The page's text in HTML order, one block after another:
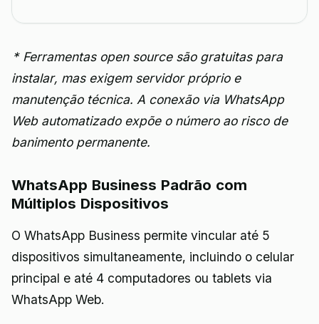
* Ferramentas open source são gratuitas para
instalar, mas exigem servidor próprio e
manutenção técnica. A conexão via WhatsApp
Web automatizado expõe o número ao risco de
banimento permanente.
WhatsApp Business Padrão com
Múltiplos Dispositivos
O WhatsApp Business permite vincular até 5
dispositivos simultaneamente, incluindo o celular
principal e até 4 computadores ou tablets via
WhatsApp Web.